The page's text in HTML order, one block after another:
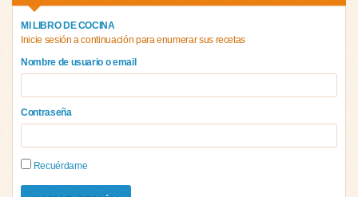
MI LIBRO DE COCINA
Inicie sesión a continuación para enumerar sus recetas
Nombre de usuario o email
Contraseña
Recuérdame